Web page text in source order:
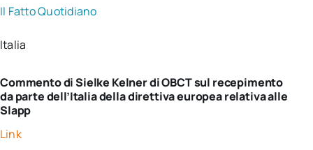
Sezioni
Chi siamo
Cerca
Il Fatto Quotidiano
Italia
Commento di Sielke Kelner di OBCT sul recepimento
da parte dell’Italia della direttiva europea relativa alle
Slapp
Link